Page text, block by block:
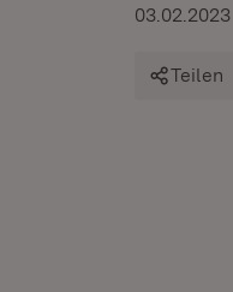
03.02.2023
Teilen